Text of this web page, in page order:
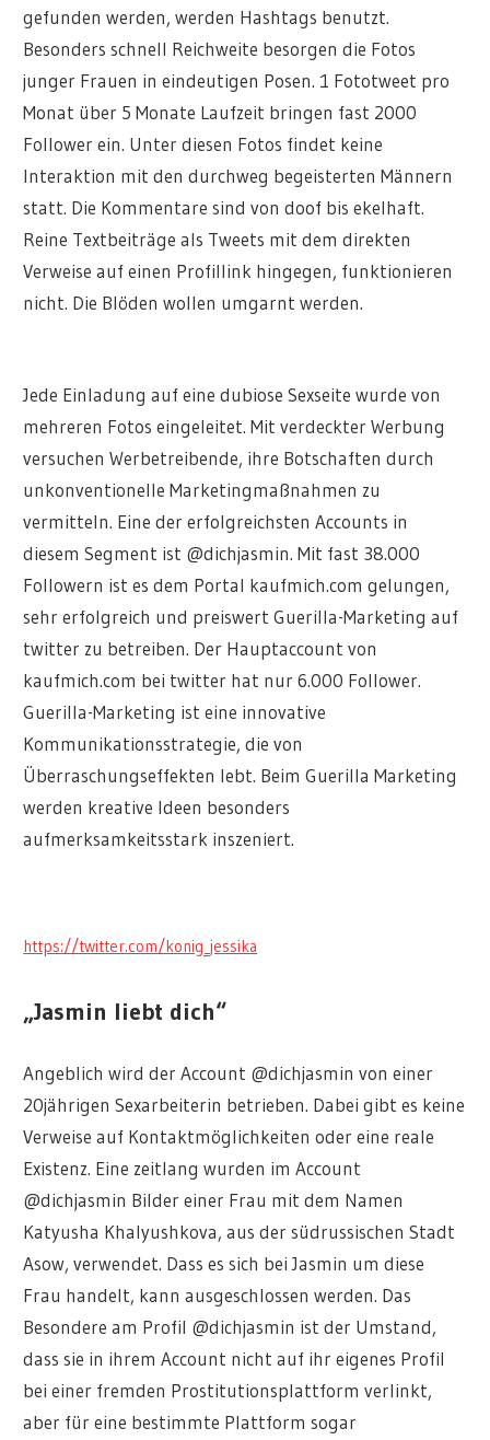
gefunden werden, werden Hashtags benutzt.
Besonders schnell Reichweite besorgen die Fotos
junger Frauen in eindeutigen Posen. 1 Fototweet pro
Monat über 5 Monate Laufzeit bringen fast 2000
Follower ein. Unter diesen Fotos findet keine
Interaktion mit den durchweg begeisterten Männern
statt. Die Kommentare sind von doof bis ekelhaft.
Reine Textbeiträge als Tweets mit dem direkten
Verweise auf einen Profillink hingegen, funktionieren
nicht. Die Blöden wollen umgarnt werden.
Jede Einladung auf eine dubiose Sexseite wurde von
mehreren Fotos eingeleitet. Mit verdeckter Werbung
versuchen Werbetreibende, ihre Botschaften durch
unkonventionelle Marketingmaßnahmen zu
vermitteln. Eine der erfolgreichsten Accounts in
diesem Segment ist @dichjasmin. Mit fast 38.000
Followern ist es dem Portal kaufmich.com gelungen,
sehr erfolgreich und preiswert Guerilla-Marketing auf
twitter zu betreiben. Der Hauptaccount von
kaufmich.com bei twitter hat nur 6.000 Follower.
Guerilla-Marketing ist eine innovative
Kommunikationsstrategie, die von
Überraschungseffekten lebt. Beim Guerilla Marketing
werden kreative Ideen besonders
aufmerksamkeitsstark inszeniert.
https://twitter.com/konig_jessika
„Jasmin liebt dich“
Angeblich wird der Account @dichjasmin von einer
20jährigen Sexarbeiterin betrieben. Dabei gibt es keine
Verweise auf Kontaktmöglichkeiten oder eine reale
Existenz. Eine zeitlang wurden im Account
@dichjasmin Bilder einer Frau mit dem Namen
Katyusha Khalyushkova, aus der südrussischen Stadt
Asow, verwendet. Dass es sich bei Jasmin um diese
Frau handelt, kann ausgeschlossen werden. Das
Besondere am Profil @dichjasmin ist der Umstand,
dass sie in ihrem Account nicht auf ihr eigenes Profil
bei einer fremden Prostitutionsplattform verlinkt,
aber für eine bestimmte Plattform sogar